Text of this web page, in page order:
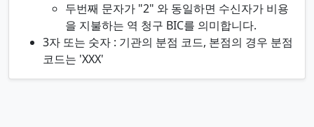
두번째 문자가 "2" 와 동일하면 수신자가 비용
을 지불하는 역 청구 BIC를 의미합니다.
3자 또는 숫자 : 기관의 분점 코드, 본점의 경우 분점
코드는 'XXX'